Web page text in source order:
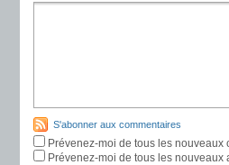
S'abonner aux commentaires
Prévenez-moi de tous les nouveaux
Prévenez-moi de tous les nouveaux